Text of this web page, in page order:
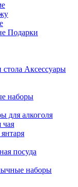
Подарки
Аксессуары
наборы
для алкоголя
чая
посуда
наборы